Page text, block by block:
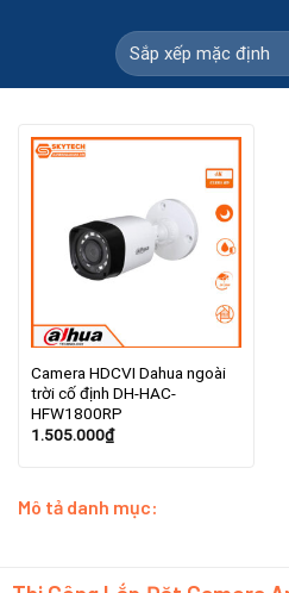
Camera HDCVI Dahua ngoài
trời cố định DH-HAC-
HFW1800RP
1.505.000₫
Mô tả danh mục: